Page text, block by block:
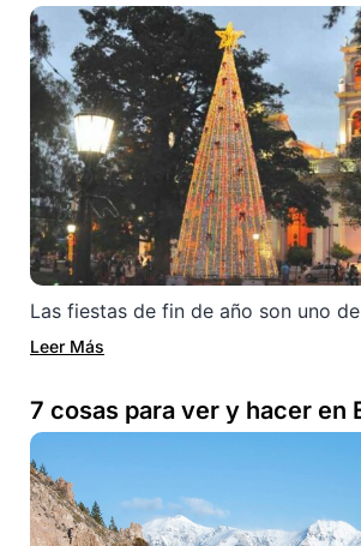
Las fiestas de fin de año son uno
Leer Más
7 cosas para ver y hacer en